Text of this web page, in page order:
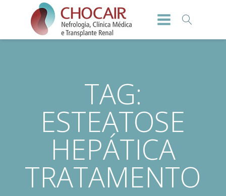
TAG:
ESTEATOSE
HEPÁTICA
TRATAMENTO